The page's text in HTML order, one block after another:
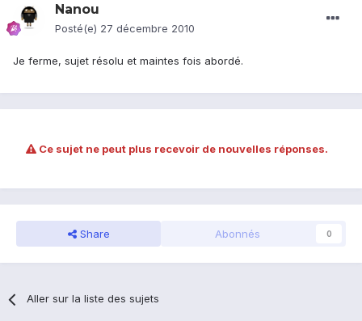
Nanou
Posté(e) 27 décembre 2010
Je ferme, sujet résolu et maintes fois abordé.
Ce sujet ne peut plus recevoir de nouvelles réponses.
Share Abonnés 0
Aller sur la liste des sujets